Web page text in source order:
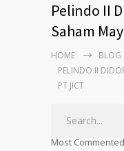
Pelindo II
Saham
HOME
BLOG
PELINDO II
PT JICT
Most Commented